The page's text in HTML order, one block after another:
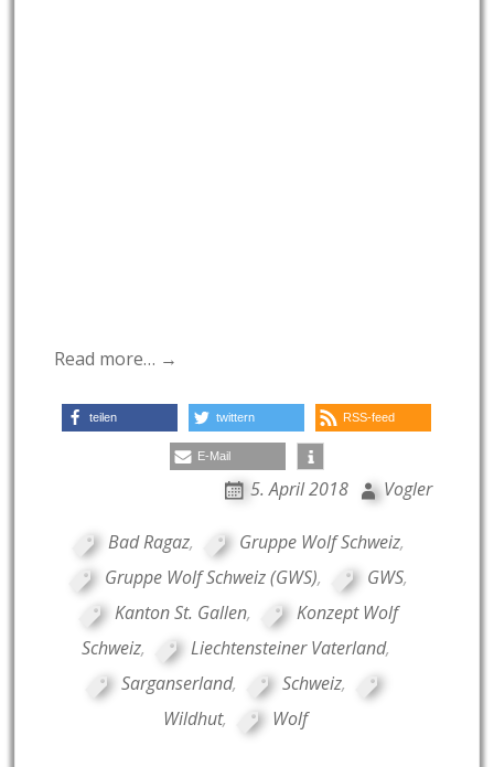
Read more… →
teilen twittern RSS-feed
E-Mail
5. April 2018 Vogler
Bad Ragaz, Gruppe Wolf Schweiz,
Gruppe Wolf Schweiz (GWS), GWS,
Kanton St. Gallen,
Konzept Wolf
Schweiz, Liechtensteiner Vaterland,
Sarganserland, Schweiz,
Wildhut, Wolf